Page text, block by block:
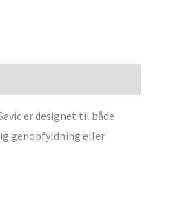
er designet til både
genopfyldning eller